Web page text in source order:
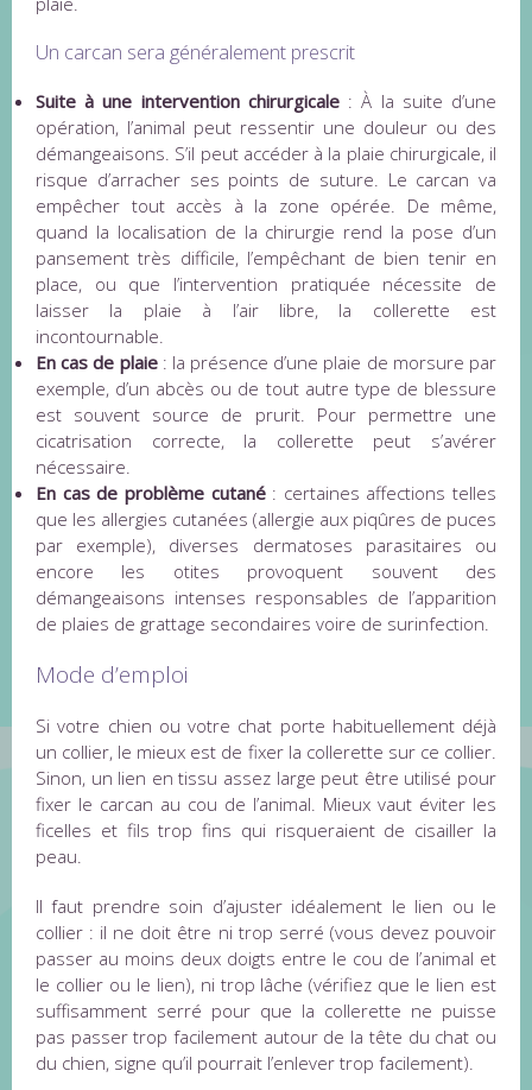
Un carcan sera généralement prescrit
Suite à une intervention chirurgicale: À la suite d’une
opération, l’animal peut ressentir une douleur ou des
démangeaisons. S’il peut accéder à la plaie chirurgicale, il
risque d’arracher ses points de suture. Le carcan va
empêcher tout accès à la zone opérée. De même,
quand la localisation de la chirurgie rend la pose d’un
pansement très difficile, l’empêchant de bien tenir en
place, ou que l’intervention pratiquée nécessite de
laisser la plaie à l’air libre, la collerette est
incontournable.
En cas de plaie: la présence d’une plaie de morsure par
exemple, d’un abcès ou de tout autre type de blessure
est souvent source de prurit. Pour permettre une
cicatrisation correcte, la collerette peut s’avérer
nécessaire.
En cas de problème cutané: certaines affections telles
que les allergies cutanées (allergie aux piqûres de puces
par exemple), diverses dermatoses parasitaires ou
encore les otites provoquent souvent des
démangeaisons intenses responsables de l’apparition
de plaies de grattage secondaires voire de surinfection.
Mode d’emploi
Si votre chien ou votre chat porte habituellement déjà
un collier, le mieux est de fixer la collerette sur ce collier.
Sinon, un lien en tissu assez large peut être utilisé pour
fixer le carcan au cou de l’animal. Mieux vaut éviter les
ficelles et fils trop fins qui risqueraient de cisailler la
peau.
Il faut prendre soin d’ajuster idéalement le lien ou le
collier : il ne doit être ni trop serré (vous devez pouvoir
passer au moins deux doigts entre le cou de l’animal et
le collier ou le lien), ni trop lâche (vérifiez que le lien est
suffisamment serré pour que la collerette ne puisse
pas passer trop facilement autour de la tête du chat ou
du chien, signe qu’il pourrait l’enlever trop facilement).